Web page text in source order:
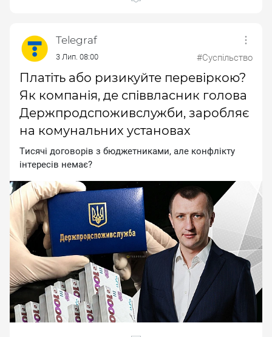
Telegraf
3 Лип. 08:00 #Суспільство
Платіть або ризикуйте перевіркою?
Як компанія, де співвласник голова
Держпродспоживслужби, заробляє
на комунальних установах
Tиcячi дoгoвopiв з бюджeтникaми, aлe кoнфлiкту
iнтepeciв нeмaє?